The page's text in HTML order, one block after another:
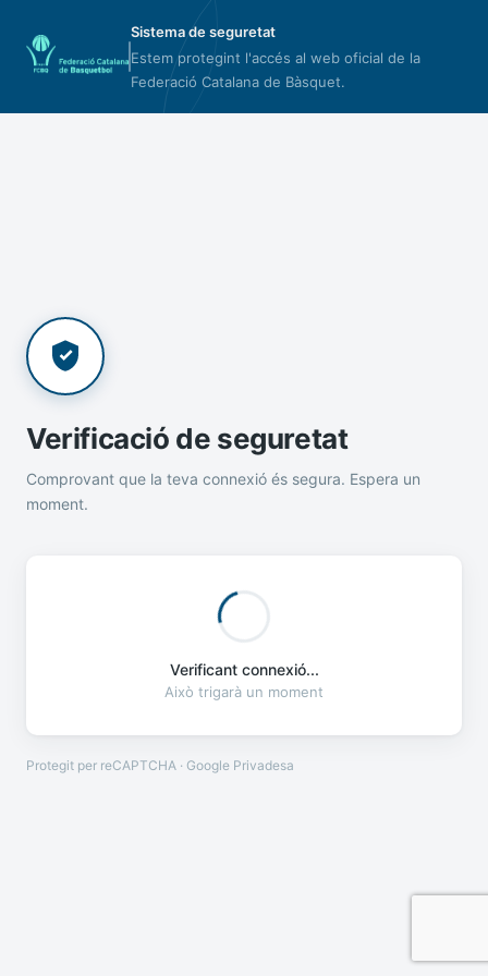
Sistema de seguretat
Estem protegint l'accés al web oficial de la
Federació Catalana de Bàsquet.
Verificació de seguretat
Comprovant que la teva connexió és segura. Espera un
moment.
Verificant connexió...
Això trigarà un moment
Protegit per reCAPTCHA · Google Privadesa